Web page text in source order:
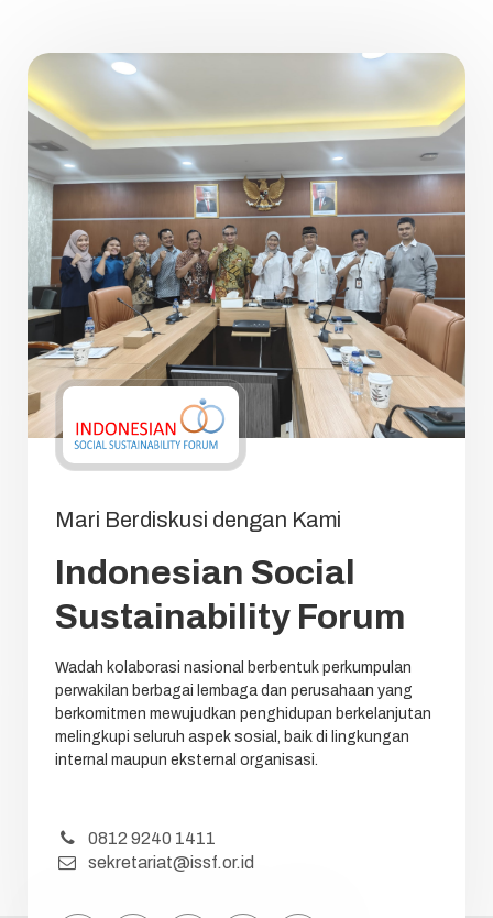
Mari Berdiskusi dengan Kami
Indonesian Social
Sustainability Forum
Wadah kolaborasi nasional berbentuk perkumpulan
perwakilan berbagai lembaga dan perusahaan yang
berkomitmen mewujudkan penghidupan berkelanjutan
melingkupi seluruh aspek sosial, baik di lingkungan
internal maupun eksternal organisasi.
0812 9240 1411
sekretariat@issf.or.id